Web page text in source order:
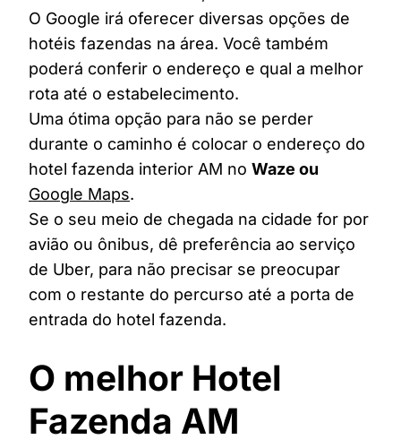
O Google irá oferecer diversas opções de
hotéis fazendas na área. Você também
poderá conferir o endereço e qual a melhor
rota até o estabelecimento.
Uma ótima opção para não se perder
durante o caminho é colocar o endereço do
hotel fazenda interior AM no Waze ou
Google Maps.
Se o seu meio de chegada na cidade for por
avião ou ônibus, dê preferência ao serviço
de Uber, para não precisar se preocupar
com o restante do percurso até a porta de
entrada do hotel fazenda.
O melhor Hotel
Fazenda AM